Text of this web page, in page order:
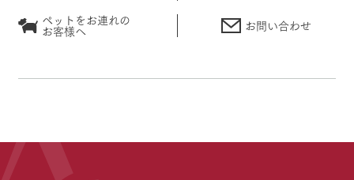
ペットをお連れの
お客様へ お問い合わせ